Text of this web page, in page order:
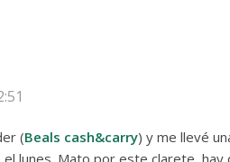
(Beals cash&carry) y me llevé
lunes. Mato por este clarete, hay